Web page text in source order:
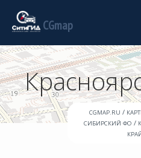
CGmap
CGMAP.RU /
СИБИРСКИЙ ФО /